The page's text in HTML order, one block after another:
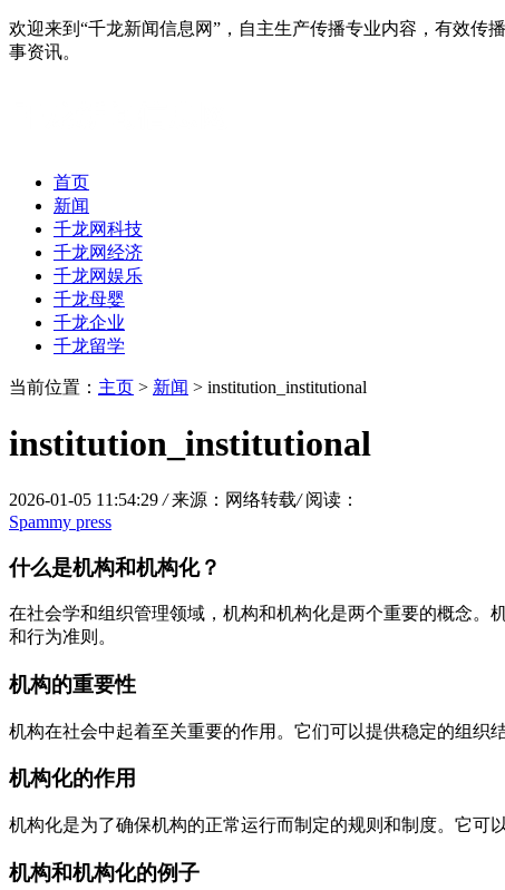
欢迎来到“千龙新闻信息网”，自主生产传播专业内容，有效
事资讯。
首页
新闻
千龙网科技
千龙网经济
千龙网娱乐
千龙母婴
千龙企业
千龙留学
当前位置： 主页 > 新闻 > institution_institutional
institution_institutional
2026-01-05 11:54:29 / 来源：网络转载/ 阅读：
Spammy press
什么是机构和机构化？
在社会学和组织管理领域，机构和机构化是两个重要的概念
和行为准则。
机构的重要性
机构在社会中起着至关重要的作用。它们可以提供稳定的组织
机构化的作用
机构化是为了确保机构的正常运行而制定的规则和制度。它可
机构和机构化的例子